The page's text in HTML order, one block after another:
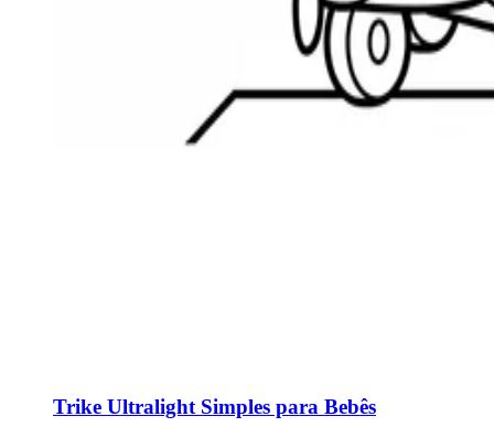
Trike Ultralight Simples para Bebês